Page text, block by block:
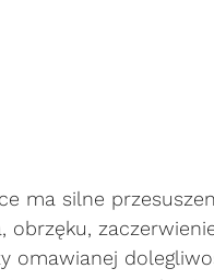
ma silne
omawianej